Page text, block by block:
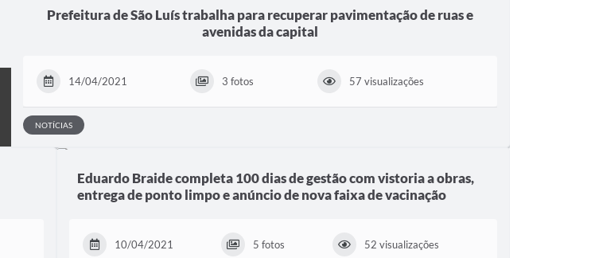
Prefeitura de São Luís trabalha para recuperar pavimentação de ruas e
avenidas da capital
14/04/2021 3 fotos 57 visualizações
NOTÍCIAS
Eduardo Braide completa 100 dias de gestão com vistoria a obras,
entrega de ponto limpo e anúncio de nova faixa de vacinação
10/04/2021 5 fotos 52 visualizações